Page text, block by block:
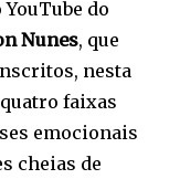
do
Nunes, que
nesta
faixas
emocionais
cheias de